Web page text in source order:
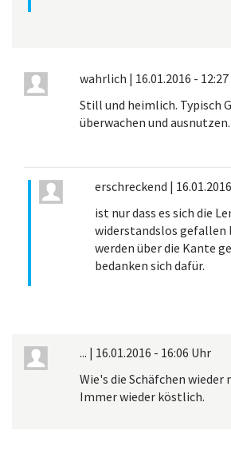
wahrlich | 16.01.2016 -
Still und heimlich. Typisch
überwachen und ausnutzen.
erschreckend |
ist nur dass es sich die
widerstandslos gefallen
werden über die Kante
bedanken sich dafür.
... | 16.01.2016 - 16:06 Uhr
Wie's die Schäfchen wieder
Immer wieder köstlich.